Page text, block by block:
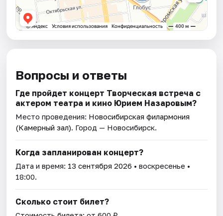
Вопросы и ответы
Где пройдет концерт Творческая встреча с
актером театра и кино Юрием Назаровым?
Место проведения: Новосибирская филармония
(Камерный зал). Город — Новосибирск.
Когда запланирован концерт?
Дата и время: 13 сентября 2026 • воскресенье •
18:00.
Сколько стоит билет?